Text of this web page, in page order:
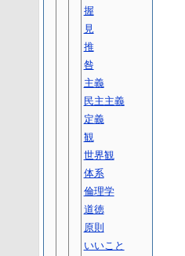
握
見
推
咎
主義
民主主義
定義
観
世界観
体系
倫理学
道徳
原則
いいこと